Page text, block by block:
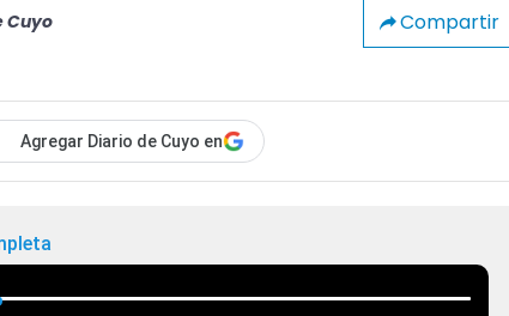
Cuyo Compartir
Agregar Diario de Cuyo en